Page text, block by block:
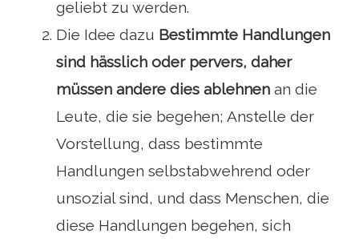
geliebt zu werden.
Die Idee dazu Bestimmte Handlungen
sind hässlich oder pervers, daher
müssen andere dies ablehnen an die
Leute, die sie begehen; Anstelle der
Vorstellung, dass bestimmte
Handlungen selbstabwehrend oder
unsozial sind, und dass Menschen, die
diese Handlungen begehen, sich